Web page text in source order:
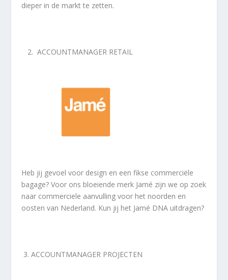
dieper in de markt te zetten.
2.ACCOUNTMANAGER RETAIL
Heb jij gevoel voor design en een fikse commerciële
bagage? Voor ons bloeiende merk Jamé zijn we op zoek
naar commerciele aanvulling voor het noorden en
oosten van Nederland. Kun jij het Jamé DNA uitdragen?
3.ACCOUNTMANAGER PROJECTEN